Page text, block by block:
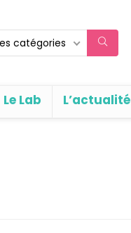
catégories
Le Lab L’actualité